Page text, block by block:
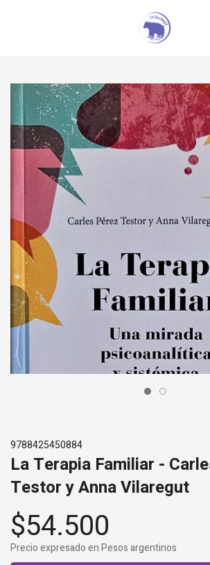
9788425450884
La Terapia Familiar -
Testor y Anna Vilaregut
$54.500
Precio expresado en Pesos argentinos